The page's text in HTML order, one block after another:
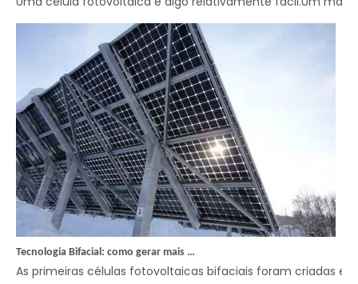
As primeiras células fotovoltaicas bifaciais foram criadas